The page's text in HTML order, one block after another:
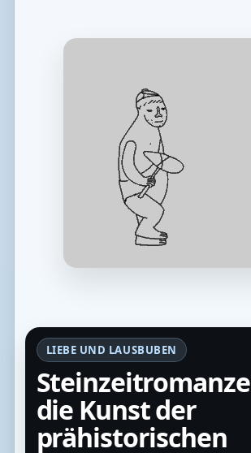
LIEBE UND LAUSBUBEN
die Kunst der
prähistorischen